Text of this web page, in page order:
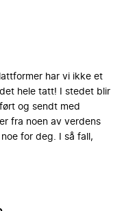
har vi ikke et
hele tatt! I stedet blir
og sendt med
fra noen av verdens
for deg. I så fall,